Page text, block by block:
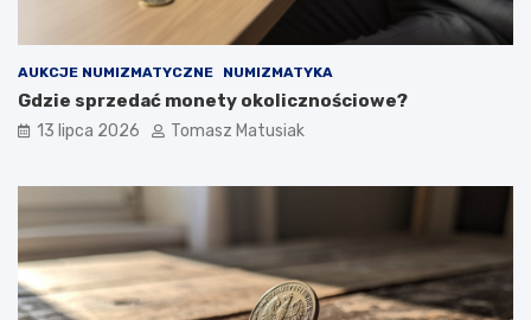
AUKCJE NUMIZMATYCZNE NUMIZMATYKA
Gdzie sprzedać monety okolicznościowe?
13 lipca 2026 Tomasz Matusiak